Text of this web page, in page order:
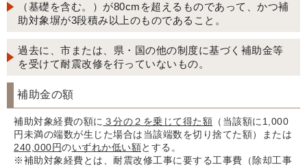
（基礎を含む。）が80cmを超えるものであって、かつ補
助対象塀が3段積み以上のものであること。
過去に、市または、県・国の他の制度に基づく補助金等
を受けて耐震改修を行っていないもの。
補助金の額
補助対象経費の額に ３分の２を乗じて得た額 （当該額に1,000
円未満の端数が生じた場合は当該端数を切り捨てた額）または
240,000円のいずれか低い額とする。
※補助対象経費とは、耐震改修工事に要する工事費（除却工事